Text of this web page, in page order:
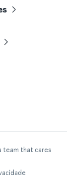
team that cares